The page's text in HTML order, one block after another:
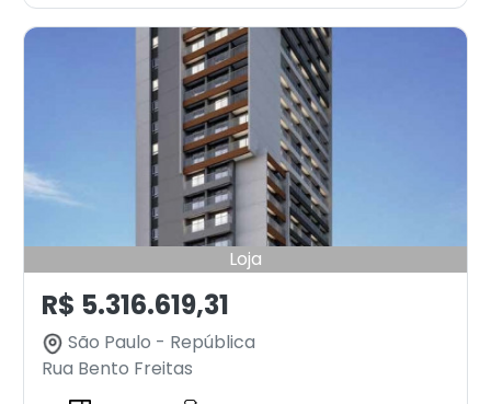
Loja
R$ 5.316.619,31
São Paulo - República
Rua Bento Freitas